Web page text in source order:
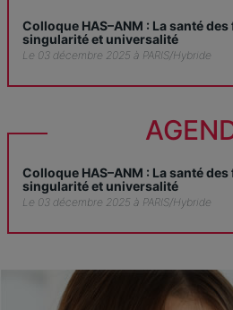
Colloque HAS–ANM : La santé
singularité et universalité
Le 03 décembre 2025 à PARIS/Hybride
Colloque HAS–ANM : La santé
singularité et universalité
Le 03 décembre 2025 à PARIS/Hybride